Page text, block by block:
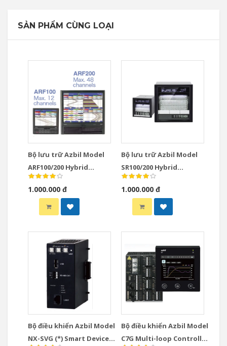
SẢN PHẨM CÙNG LOẠI
Bộ lưu trữ Azbil Model
ARF100/200 Hybrid
Recorders
1.000.000 đ
Bộ lưu trữ Azbil Model
SR100/200 Hybrid
Recorders
1.000.000 đ
Bộ điều khiển Azbil Model
NX-SVG (*) Smart Device
Bộ điều khiển Azbil Model
C7G Multi-loop Controller